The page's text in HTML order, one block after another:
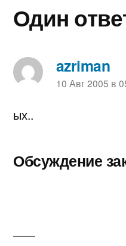
Один
azriman
пишет:
10 Авг 2005 в
ых..
Обсуждение